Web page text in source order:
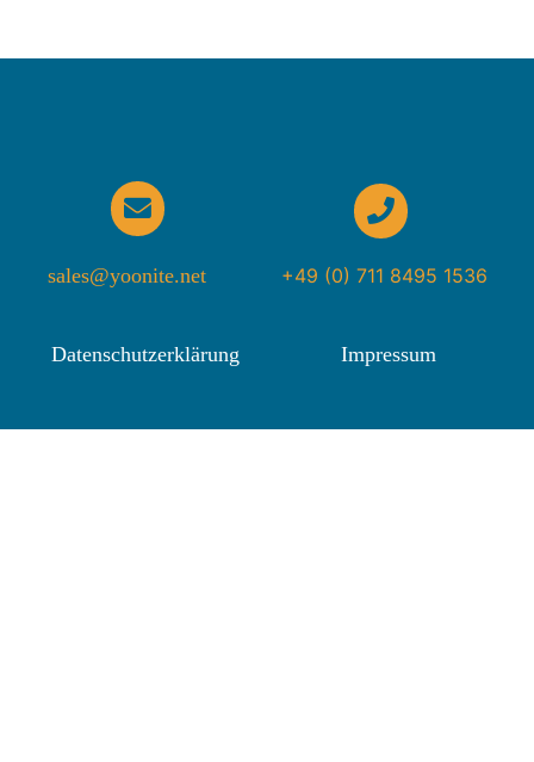
sales@yoonite.net +49 (0) 711 8495 1536
Datenschutzerklärung Impressum